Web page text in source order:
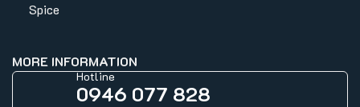
Spice
MORE INFORMATION
Hotline
0946 077 828